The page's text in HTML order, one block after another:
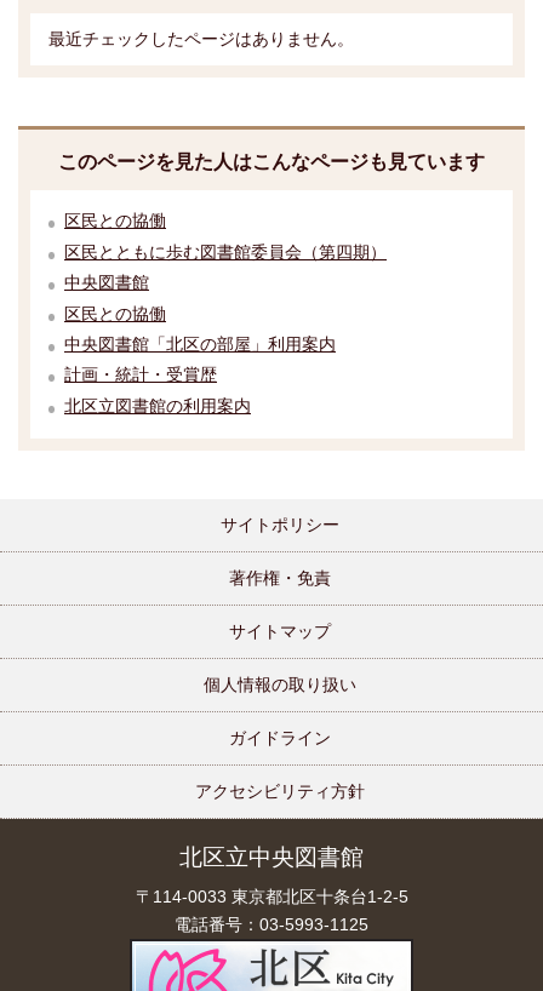
最近チェックしたページはありません。
このページを見た人はこんなページも見ています
区民との協働
区民とともに歩む図書館委員会（第四期）
中央図書館
区民との協働
中央図書館「北区の部屋」利用案内
計画・統計・受賞歴
北区立図書館の利用案内
サイトポリシー
著作権・免責
サイトマップ
個人情報の取り扱い
ガイドライン
アクセシビリティ方針
北区立中央図書館
〒114-0033 東京都北区十条台1-2-5
電話番号：03-5993-1125